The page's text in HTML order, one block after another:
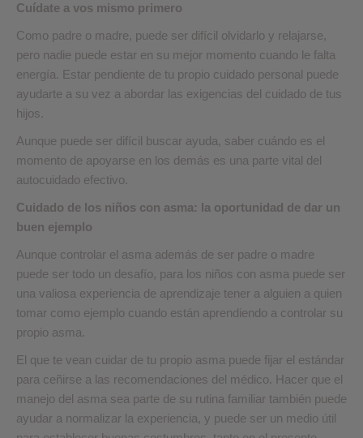
Cuídate a vos mismo primero
Como padre o madre, puede ser difícil olvidarlo y relajarse,
pero nadie puede estar en su mejor momento cuando le falta
energía. Estar pendiente de tu propio cuidado personal puede
ayudarte a su vez a abordar las exigencias del cuidado de tus
hijos.
Aunque puede ser difícil buscar ayuda, saber cuándo es el
momento de apoyarse en los demás es una parte vital del
autocuidado efectivo.
Cuidado de los niños con asma: la oportunidad de dar un
buen ejemplo
Aunque controlar el asma además de ser padre o madre
puede ser todo un desafío, para los niños con asma puede ser
una valiosa experiencia de aprendizaje tener a alguien a quien
tomar como ejemplo cuando están aprendiendo a controlar su
propio asma.
El que te vean cuidar de tu propio asma puede fijar el estándar
para ceñirse a las recomendaciones del médico. Hacer que el
manejo del asma sea parte de su rutina familiar también puede
ayudar a normalizar la experiencia, y puede ser un medio útil